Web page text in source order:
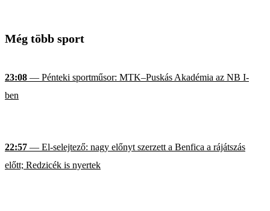
Még több sport
23:08 — Pénteki sportműsor: MTK–Puskás Akadémia az NB I-
ben
22:57 — El-selejtező: nagy előnyt szerzett a Benfica a rájátszás
előtt; Redzicék is nyertek